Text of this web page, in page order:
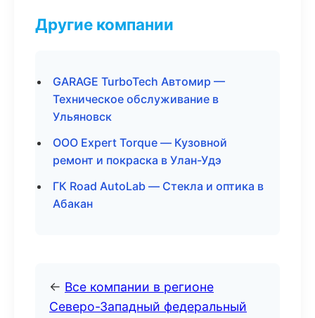
Другие компании
GARAGE TurboTech Автомир —
Техническое обслуживание в
Ульяновск
ООО Expert Torque — Кузовной
ремонт и покраска в Улан-Удэ
ГК Road AutoLab — Стекла и оптика в
Абакан
← Все компании в регионе
Северо-Западный федеральный